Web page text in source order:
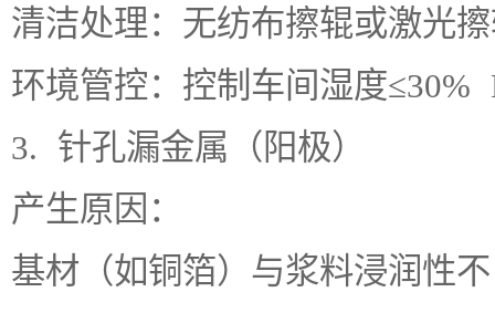
清洁处理：无纺布擦辊或激光
环境管控：控制车间湿度≤30%
3. 针孔漏金属（阳极）
产生原因：
基材（如铜箔）与浆料浸润性